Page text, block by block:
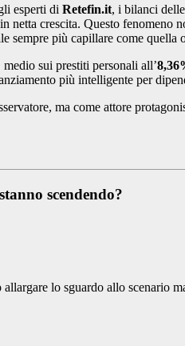
esperti di Retefin.it, i bilanci
netta crescita. Questo
sempre più capillare come quella
sui prestiti personali all’
più intelligente per
ma come attore
scendendo?
lo sguardo allo scenario